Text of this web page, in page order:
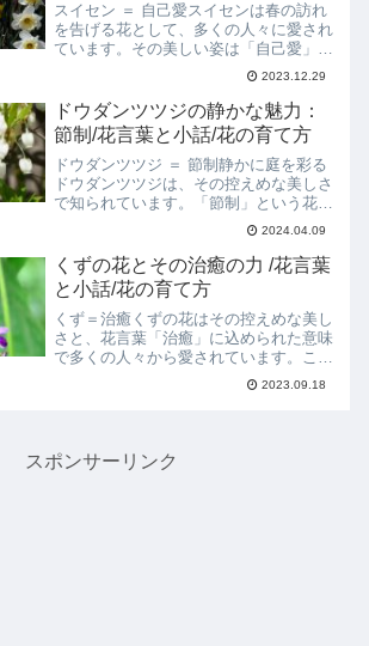
スイセン ＝ 自己愛スイセンは春の訪れ
を告げる花として、多くの人々に愛され
ています。その美しい姿は「自己愛」と
いう花言葉を持ち、特別な意味を秘めて
います。スイセンと自己愛の花言葉スイ
センの花言葉「自己愛」には、ギリシャ
神話に登場する美少年ナ...
2023.12.29
ドウダンツツジの静かな魅力：
節制/花言葉と小話/花の育て方
ドウダンツツジ ＝ 節制静かに庭を彩る
ドウダンツツジは、その控えめな美しさ
で知られています。「節制」という花言
葉を持つこの花は、上品さと落ち着きを
象徴しています。この記事では、ドウダ
ンツツジの花言葉とその魅力、育て方、
そして花を題材にした小...
2024.04.09
くずの花とその治癒の力 /花言葉
と小話/花の育て方
くず＝治癒くずの花はその控えめな美し
さと、花言葉「治癒」に込められた意味
で多くの人々から愛されています。この
記事では、くずの花の魅力や由来、育て
方について詳しくご紹介します。くずの
2023.09.18
スポンサーリンク